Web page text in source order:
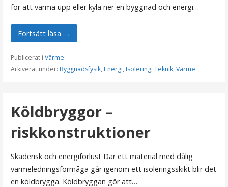
för att värma upp eller kyla ner en byggnad och energi…
Fortsätt läsa →
Publicerat i Värme:
Arkiverat under: Byggnadsfysik, Energi, Isolering, Teknik, Värme
Köldbryggor –
riskkonstruktioner
Skaderisk och energiförlust Där ett material med dålig
värmeledningsförmåga går igenom ett isoleringsskikt blir det
en köldbrygga. Köldbryggan gör att…